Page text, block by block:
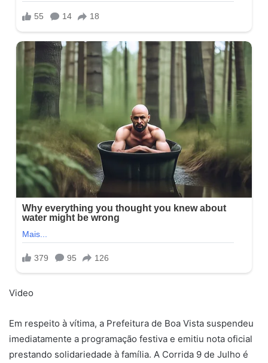
Video
Em respeito à vítima, a Prefeitura de Boa Vista suspendeu
imediatamente a programação festiva e emitiu nota oficial
prestando solidariedade à família. A Corrida 9 de Julho é